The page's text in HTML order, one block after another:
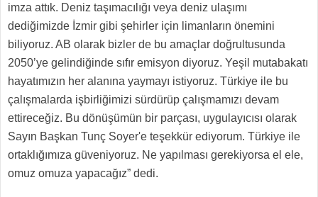
imza attık. Deniz taşımacılığı veya deniz ulaşımı
dediğimizde İzmir gibi şehirler için limanların önemini
biliyoruz. AB olarak bizler de bu amaçlar doğrultusunda
2050’ye gelindiğinde sıfır emisyon diyoruz. Yeşil mutabakatı
hayatımızın her alanına yaymayı istiyoruz. Türkiye ile bu
çalışmalarda işbirliğimizi sürdürüp çalışmamızı devam
ettireceğiz. Bu dönüşümün bir parçası, uygulayıcısı olarak
Sayın Başkan Tunç Soyer'e teşekkür ediyorum. Türkiye ile
ortaklığımıza güveniyoruz. Ne yapılması gerekiyorsa el ele,
omuz omuza yapacağız” dedi.